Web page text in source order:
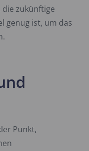
zukünftige
genug ist, um das
Punkt,